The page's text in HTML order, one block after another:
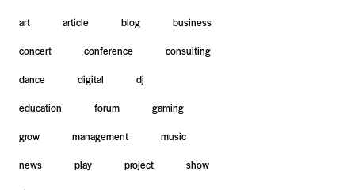
art article blog
business
concert
conference
consulting
dance
digital
dj
education
forum
gaming
grow
management
music
news
play project
show